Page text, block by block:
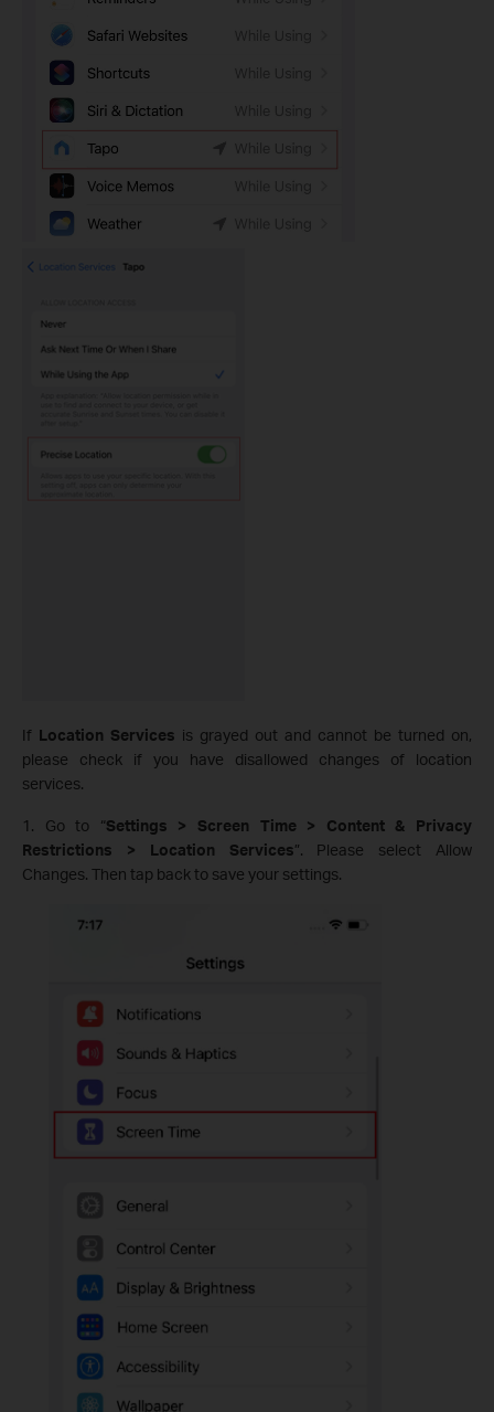
If Location Services is grayed out and cannot be turned on,
please check if you have disallowed changes of location
services.
1. Go to “Settings > Screen Time > Content & Privacy
Restrictions > Location Services”. Please select Allow
Changes. Then tap back to save your settings.